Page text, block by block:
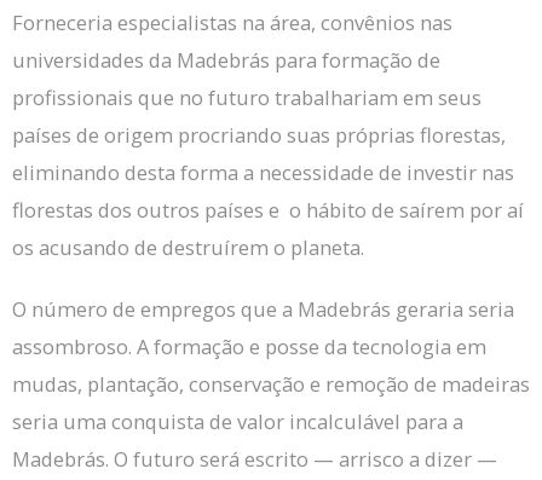
Forneceria especialistas na área, convênios nas
universidades da Madebrás para formação de
profissionais que no futuro trabalhariam em seus
países de origem procriando suas próprias florestas,
eliminando desta forma a necessidade de investir nas
florestas dos outros países e o hábito de saírem por aí
os acusando de destruírem o planeta.
O número de empregos que a Madebrás geraria seria
assombroso. A formação e posse da tecnologia em
mudas, plantação, conservação e remoção de madeiras
seria uma conquista de valor incalculável para a
Madebrás. O futuro será escrito — arrisco a dizer —